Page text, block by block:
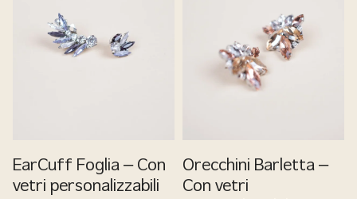
EarCuff Foglia – Con
vetri personalizzabili
Orecchini Barletta –
Con vetri